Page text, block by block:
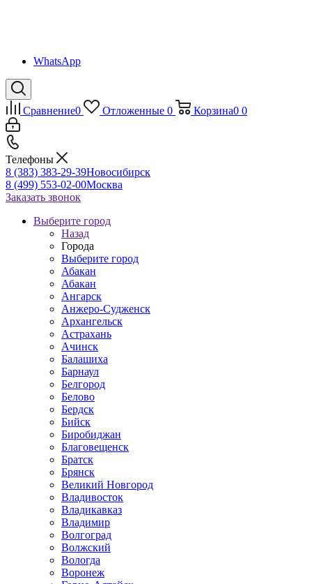
WhatsApp
Сравнение0 Отложенные 0 Корзина0 0
Телефоны
8 (383) 383-29-39Новосибирск
8 (499) 553-02-00Москва
Заказать звонок
Выберите город
Назад
Города
Выберите город
Абакан
Абакан
Ангарск
Анжеро-Судженск
Архангельск
Астрахань
Ачинск
Балашиха
Барнаул
Белгород
Белово
Бердск
Бийск
Биробиджан
Благовещенск
Братск
Брянск
Великий Новгород
Владивосток
Владикавказ
Владимир
Волгоград
Волжский
Вологда
Воронеж